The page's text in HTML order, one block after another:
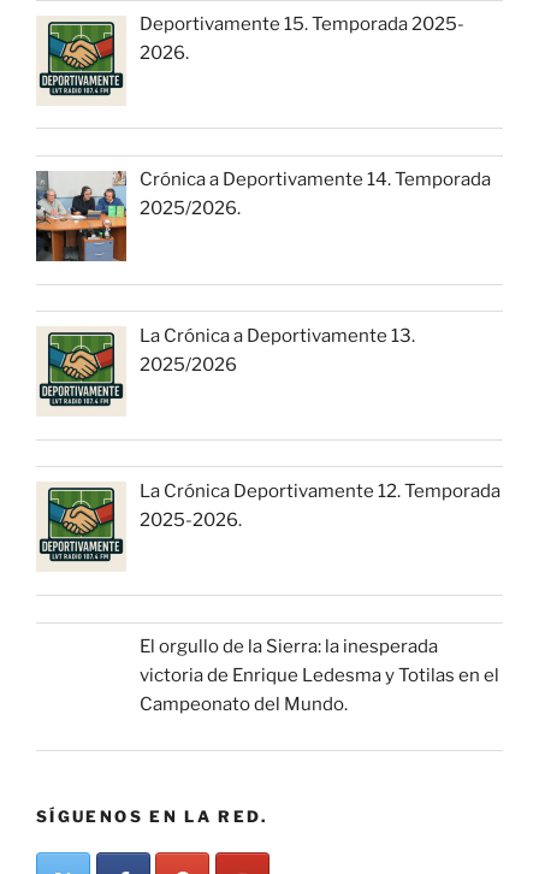
Deportivamente 15. Temporada 2025-
2026.
Crónica a Deportivamente 14. Temporada
2025/2026.
La Crónica a Deportivamente 13.
2025/2026
La Crónica Deportivamente 12. Temporada
2025-2026.
El orgullo de la Sierra: la inesperada
victoria de Enrique Ledesma y Totilas en el
Campeonato del Mundo.
SÍGUENOS EN LA RED.